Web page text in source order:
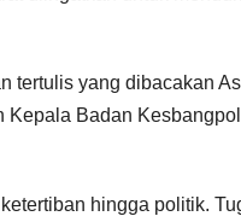
tertulis yang dibacakan
Kepala Badan Kesbangpol
hingga politik.